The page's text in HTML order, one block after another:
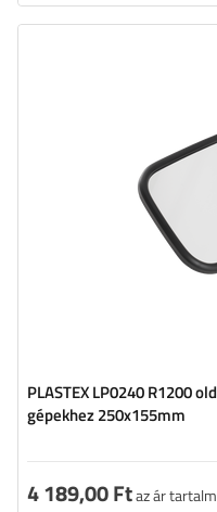
PLASTEX LP0240 R1200
gépekhez 250x155mm
4 189,00 Ftaz ár